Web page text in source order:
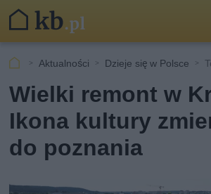
Aktualności Dzieje się w Polsce
Wielki remont w
Ikona kultury
do poznania